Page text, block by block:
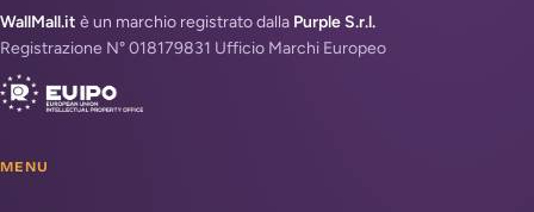
WallMall.it è un marchio registrato dalla Purple S.r.l.
Registrazione N° 018179831 Ufficio Marchi Europeo
MENU